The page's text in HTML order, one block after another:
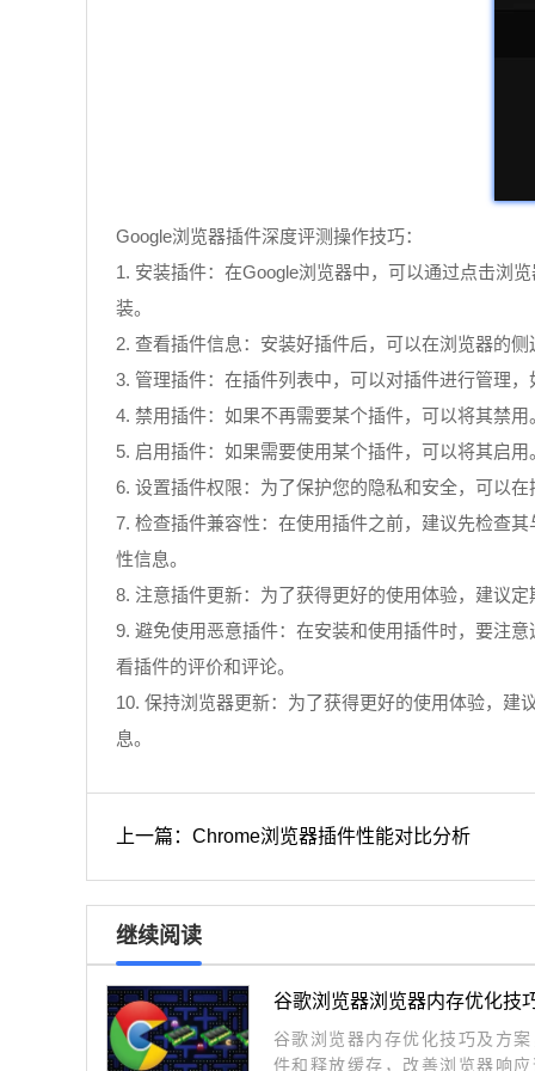
Google浏览器插件深度评测操作技巧：
1. 安装插件：在Google浏览器中，可以通过点击浏
装。
2. 查看插件信息：安装好插件后，可以在浏览器的
3. 管理插件：在插件列表中，可以对插件进行管理
4. 禁用插件：如果不再需要某个插件，可以将其禁
5. 启用插件：如果需要使用某个插件，可以将其启
6. 设置插件权限：为了保护您的隐私和安全，可以
7. 检查插件兼容性：在使用插件之前，建议先检查
性信息。
8. 注意插件更新：为了获得更好的使用体验，建议
9. 避免使用恶意插件：在安装和使用插件时，要注
看插件的评价和评论。
10. 保持浏览器更新：为了获得更好的使用体验，
息。
上一篇：Chrome浏览器插件性能对比分析
继续阅读
谷歌浏览器浏览器内存优化技
谷歌浏览器内存优化技巧及方
件和释放缓存，改善浏览器响应